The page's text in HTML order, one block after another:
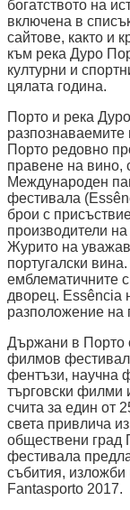
богатството на
включена в
сайтове, както и
към река Дуро
културни и
цялата година.
Порто и река
разпознаваемите
Порто редовно
правене на вино,
Международен
фестивала
брои с
производители
Журито на
португалски
емблематичните
дворец. Essência
разположение на
Държани в Порто
филмов фестивал
фентъзи, научна
търговски филми
счита за един от
света привлича
обществени
фестивала
събития,
Fantasporto 2017.